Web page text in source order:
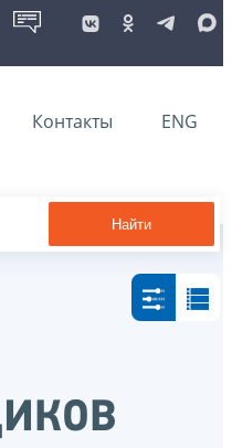
Контакты ENG
Найти